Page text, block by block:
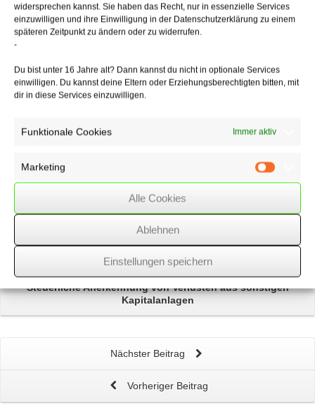
widersprechen kannst. Sie haben das Recht, nur in essenzielle Services
einzuwilligen und ihre Einwilligung in der Datenschutzerklärung zu einem
späteren Zeitpunkt zu ändern oder zu widerrufen.
-
Du bist unter 16 Jahre alt? Dann kannst du nicht in optionale Services
einwilligen. Du kannst deine Eltern oder Erziehungsberechtigten bitten, mit
dir in diese Services einzuwilligen.
Funktionale Cookies Immer aktiv
Marketing
Alle Cookies
Ablehnen
Einstellungen speichern
17/01/2020
Überden Autor
Keine steuerrechtliche Beratungspflicht des
Immobilienmaklers
Trittschallschutzin der Wohnungseigentümergemeinschaft
Steuerliche Anerkennung vonVerlusten aus sonstigen
Kapitalanlagen
Nächster Beitrag
Vorheriger Beitrag